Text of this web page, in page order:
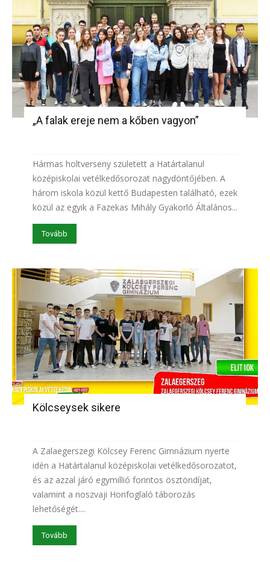
„A falak ereje nem a kőben vagyon”
Hármas holtverseny született a Határtalanul
középiskolai vetélkedősorozat nagydöntőjében. A
három iskola közül kettő Budapesten található, ezek
közül az egyik a Fazekas Mihály Gyakorló Általános...
Tovább
Kölcseysek sikere
A Zalaegerszegi Kölcsey Ferenc Gimnázium nyerte
idén a Határtalanul középiskolai vetélkedősorozatot,
és az azzal járó egymillió forintos ösztöndíjat,
valamint a noszvaji Honfoglaló táborozás
lehetőségét....
Tovább